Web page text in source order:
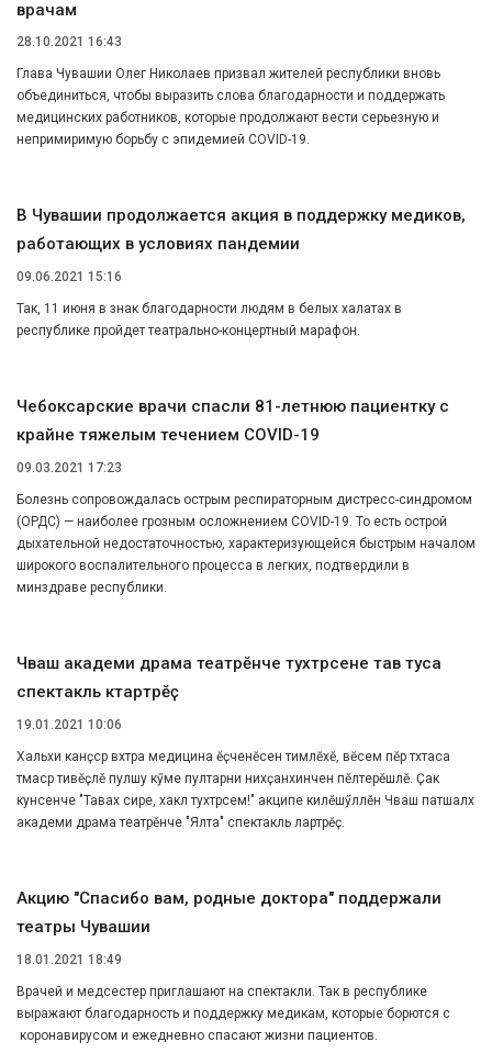
врачам
28.10.2021 16:43
Глава Чувашии Олег Николаев призвал жителей республики вновь
объединиться, чтобы выразить слова благодарности и поддержать
медицинских работников, которые продолжают вести серьезную и
непримиримую борьбу с эпидемией COVID-19.
В Чувашии продолжается акция в поддержку медиков,
работающих в условиях пандемии
09.06.2021 15:16
Так, 11 июня в знак благодарности людям в белых халатах в
республике пройдет театрально-концертный марафон.
Чебоксарcкие врачи спасли 81-летнюю пациентку с
крайне тяжелым течением COVID-19
09.03.2021 17:23
Болезнь сопровождалась острым респираторным дистресс-синдромом
(ОРДС) — наиболее грозным осложнением COVID-19. То есть острой
дыхательной недостаточностью, характеризующейся быстрым началом
широкого воспалительного процесса в легких, подтвердили в
минздраве республики.
Чӑваш академи драма театрӗнче тухтӑрсене тав туса
спектакль кӑтартрӗҫ
19.01.2021 10:06
Хальхи канӑҫсӑр вӑхӑтра медицина ӗҫченӗсен тимлӗхӗ, вӗсем пӗр тӑхтаса
тӑмасӑр тивӗҫлӗ пулӑшу кӳме пултарни нихҫанхинчен пӗлтерӗшлӗ. Ҫак
кунсенче "Тавах сире, хаклӑ тухтӑрсем!" акципе килӗшӳллӗн Чӑваш патшалӑх
академи драма театрӗнче "Ялта" спектакль лартрӗҫ.
Акцию "Спасибо вам, родные доктора" поддержали
театры Чувашии
18.01.2021 18:49
Врачей и медсестер приглашают на спектакли. Так в республике
выражают благодарность и поддержку медикам, которые борются с
коронавирусом и ежедневно спасают жизни пациентов.